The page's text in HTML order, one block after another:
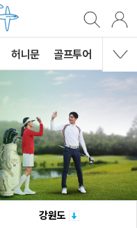
허니문 골프투어 MVG
강원도